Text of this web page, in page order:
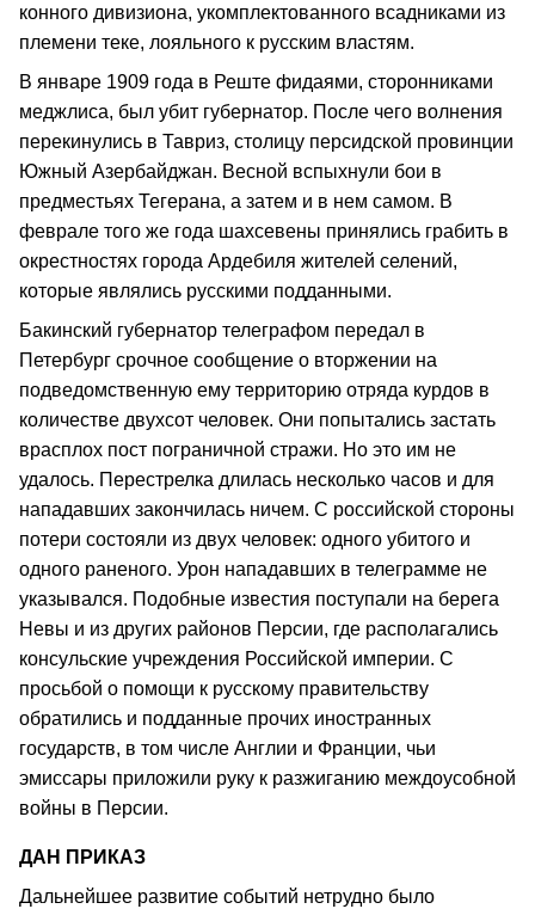
конного дивизиона, укомплектованного всадниками из
племени теке, лояльного к русским властям.
В январе 1909 года в Реште фидаями, сторонниками
меджлиса, был убит губернатор. После чего волнения
перекинулись в Тавриз, столицу персидской провинции
Южный Азербайджан. Весной вспыхнули бои в
предместьях Тегерана, а затем и в нем самом. В
феврале того же года шахсевены принялись грабить в
окрестностях города Ардебиля жителей селений,
которые являлись русскими подданными.
Бакинский губернатор телеграфом передал в
Петербург срочное сообщение о вторжении на
подведомственную ему территорию отряда курдов в
количестве двухсот человек. Они попытались застать
врасплох пост пограничной стражи. Но это им не
удалось. Перестрелка длилась несколько часов и для
нападавших закончилась ничем. С российской стороны
потери состояли из двух человек: одного убитого и
одного раненого. Урон нападавших в телеграмме не
указывался. Подобные известия поступали на берега
Невы и из других районов Персии, где располагались
консульские учреждения Российской империи. С
просьбой о помощи к русскому правительству
обратились и подданные прочих иностранных
государств, в том числе Англии и Франции, чьи
эмиссары приложили руку к разжиганию междоусобной
войны в Персии.
ДАН ПРИКАЗ
Дальнейшее развитие событий нетрудно было